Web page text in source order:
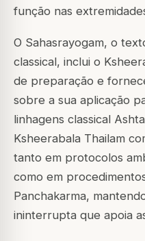
função nas
O Sahasrayogam, o
classical, inclui o
de preparação e
sobre a sua aplicação
linhagens classical
Ksheerabala Thailam
tanto em protocolos
como em
Panchakarma,
ininterrupta que apoia